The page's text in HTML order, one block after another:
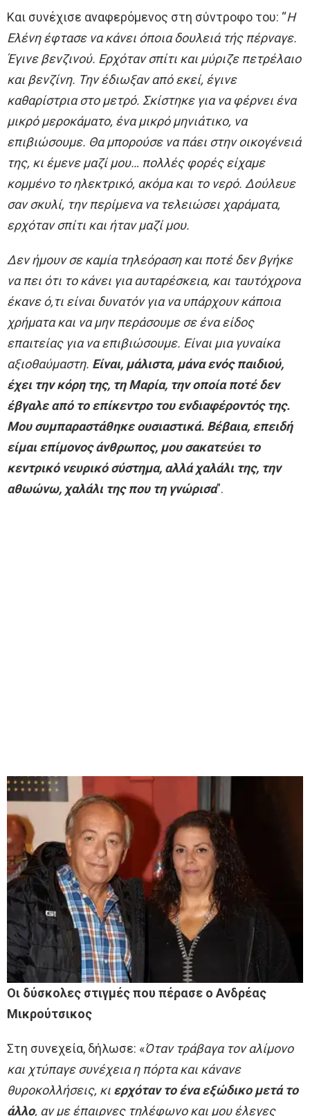
Και συνέχισε αναφερόμενος στη σύντροφο του: “Η
Ελένη έφτασε να κάνει όποια δουλειά τής πέρναγε.
Έγινε βενζινού. Ερχόταν σπίτι και μύριζε πετρέλαιο
και βενζίνη. Την έδιωξαν από εκεί, έγινε
καθαρίστρια στο μετρό. Σκίστηκε για να φέρνει ένα
μικρό μεροκάματο, ένα μικρό μηνιάτικο, να
επιβιώσουμε. Θα μπορούσε να πάει στην οικογένειά
της, κι έμενε μαζί μου… πολλές φορές είχαμε
κομμένο το ηλεκτρικό, ακόμα και το νερό. Δούλευε
σαν σκυλί, την περίμενα να τελειώσει χαράματα,
ερχόταν σπίτι και ήταν μαζί μου.
Δεν ήμουν σε καμία τηλεόραση και ποτέ δεν βγήκε
να πει ότι το κάνει για αυταρέσκεια, και ταυτόχρονα
έκανε ό,τι είναι δυνατόν για να υπάρχουν κάποια
χρήματα και να μην περάσουμε σε ένα είδος
επαιτείας για να επιβιώσουμε. Είναι μια γυναίκα
αξιοθαύμαστη. Είναι, μάλιστα, μάνα ενός παιδιού,
έχει την κόρη της, τη Μαρία, την οποία ποτέ δεν
έβγαλε από το επίκεντρο του ενδιαφέροντός της.
Μου συμπαραστάθηκε ουσιαστικά. Βέβαια, επειδή
είμαι επίμονος άνθρωπος, μου σακατεύει το
κεντρικό νευρικό σύστημα, αλλά χαλάλι της, την
αθωώνω, χαλάλι της που τη γνώρισα”.
Οι δύσκολες στιγμές που πέρασε ο Ανδρέας
Μικρούτσικος
Στη συνεχεία, δήλωσε: «Όταν τράβαγα τον αλίμονο
και χτύπαγε συνέχεια η πόρτα και κάνανε
θυροκολλήσεις, κι ερχόταν το ένα εξώδικο μετά το
άλλο, αν με έπαιρνες τηλέφωνο και μου έλεγες